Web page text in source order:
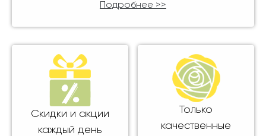
Подробнее >>
Скидки и акции
каждый день
Только
качественные